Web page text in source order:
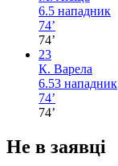
6.5 нападник
74’
74’
23
К. Варела
6.53 нападник
74’
74’
Не в заявці